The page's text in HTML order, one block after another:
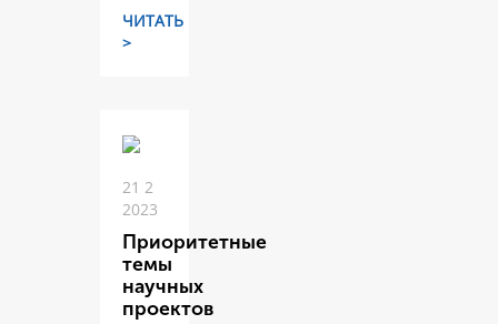
ЧИТАТЬ
>
21 2
2023
Приоритетные
темы
научных
проектов